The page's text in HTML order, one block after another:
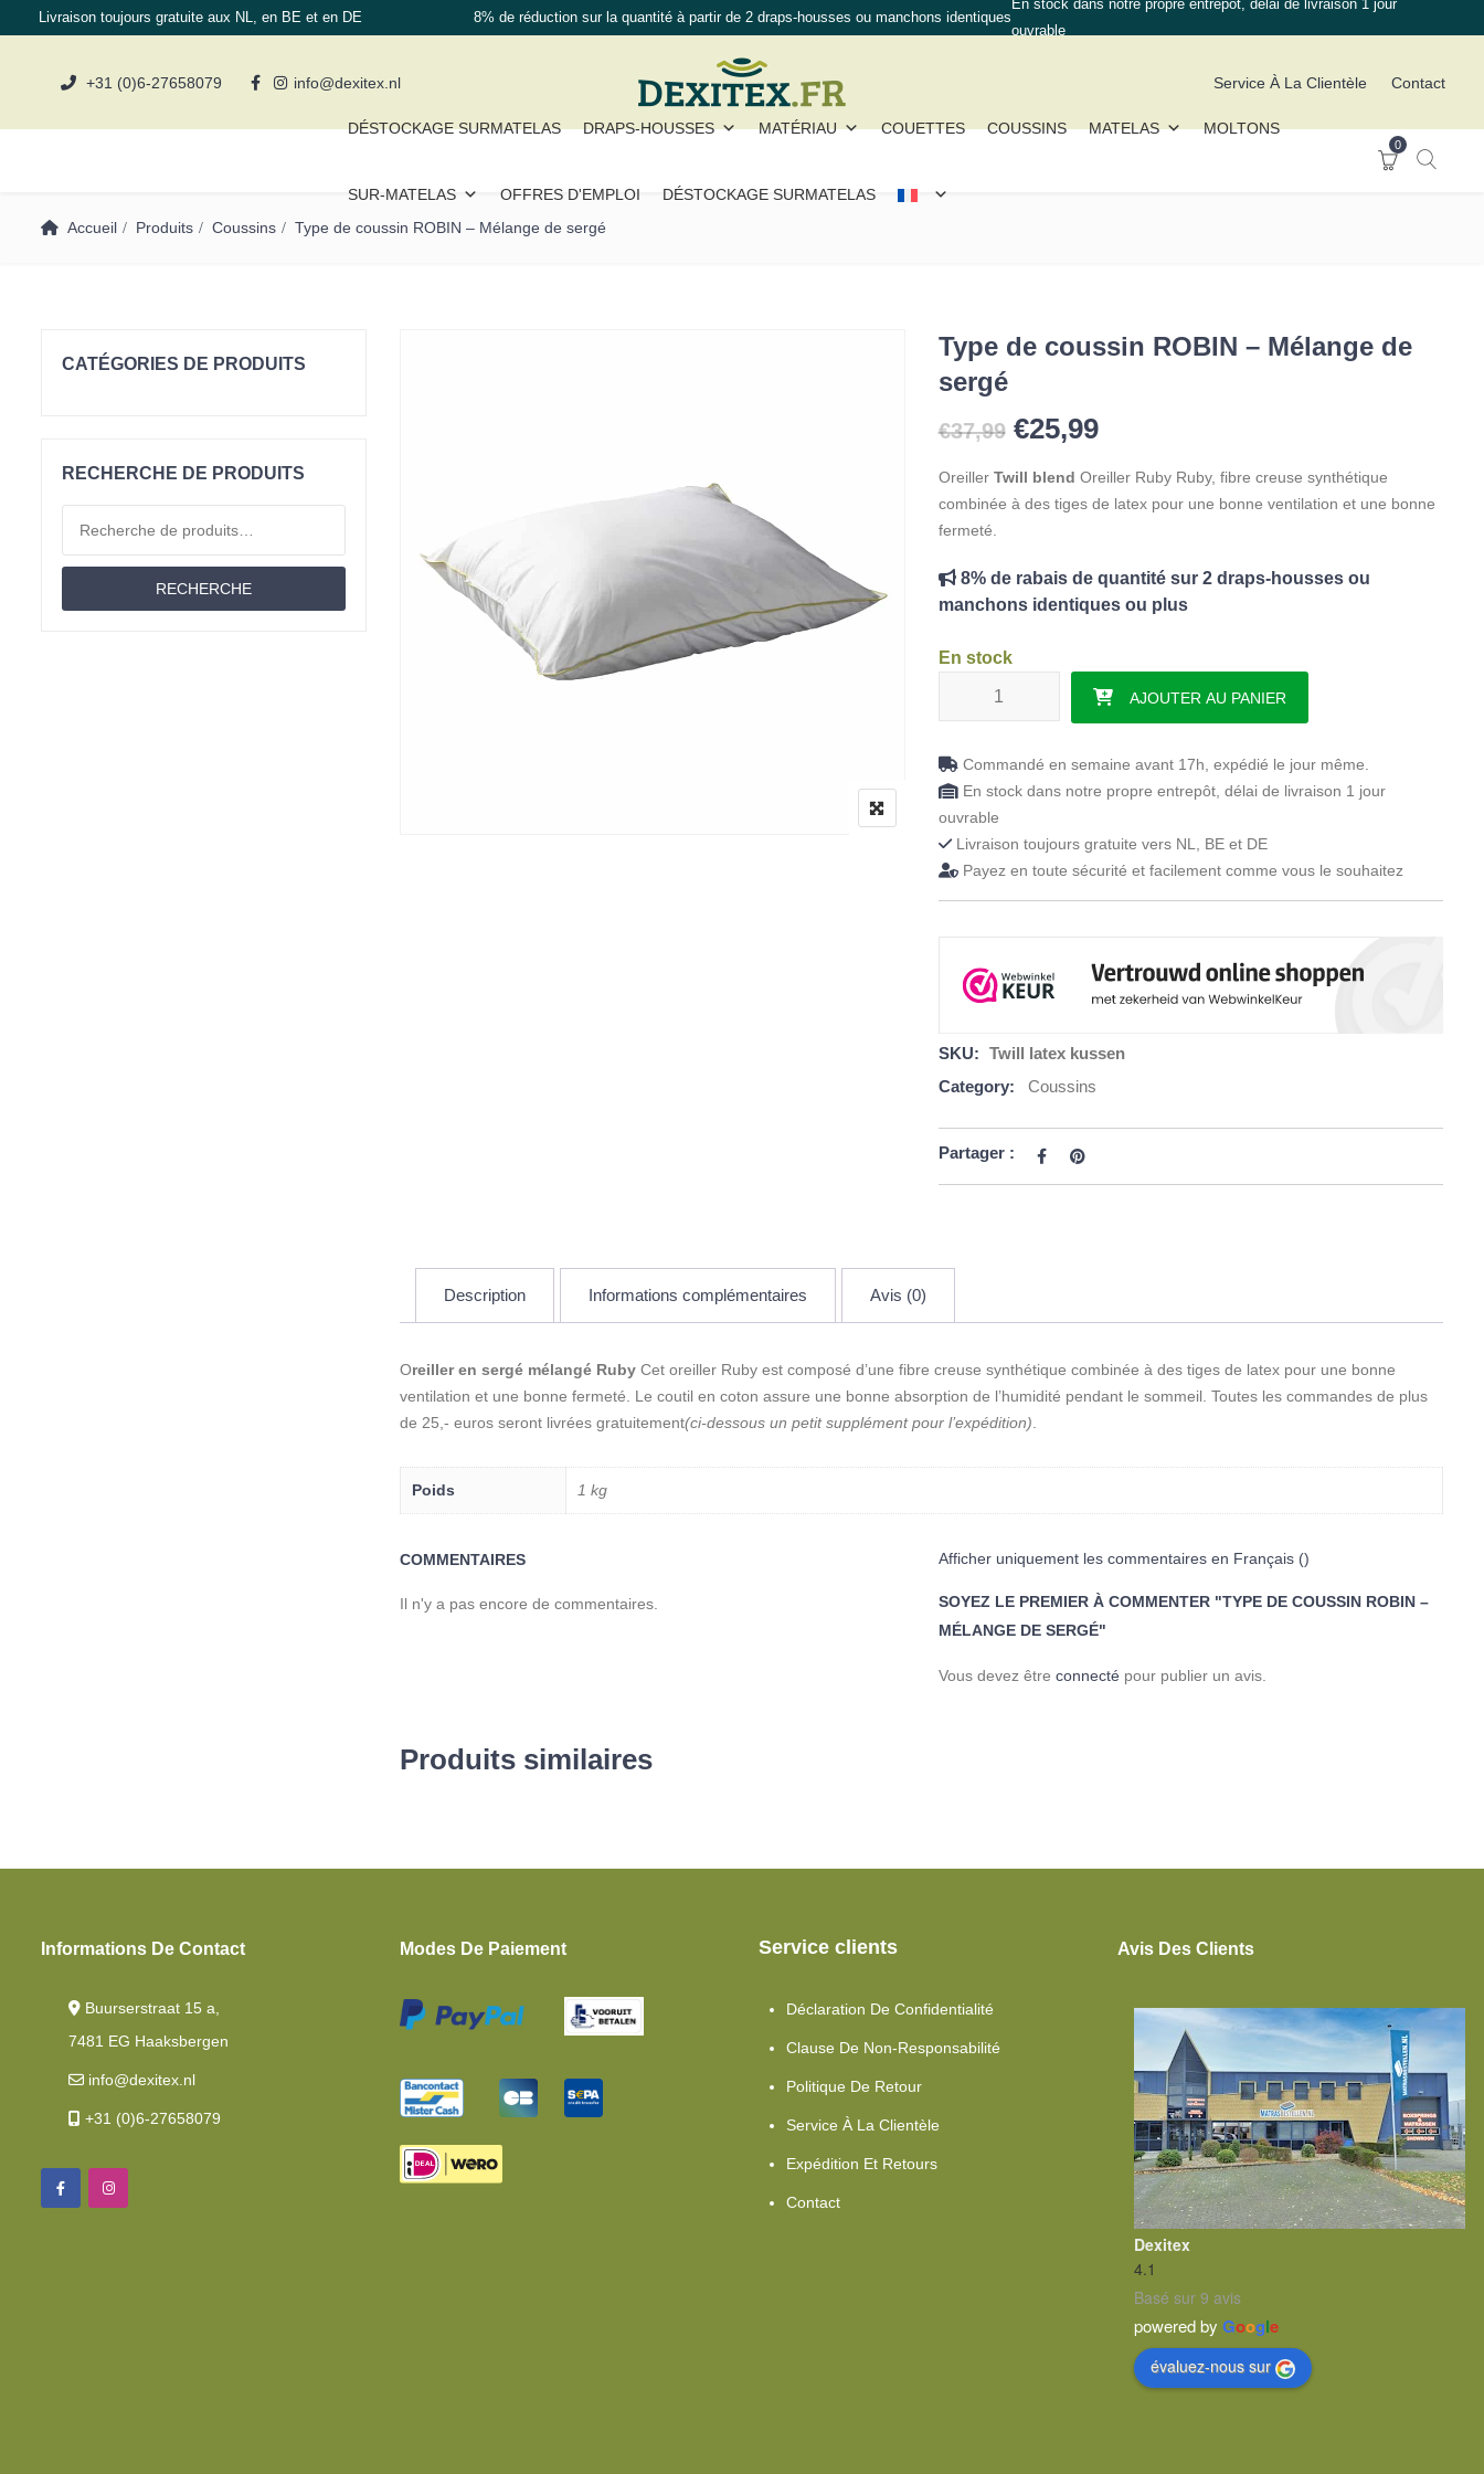
Livraison toujours gratuite aux NL, en BE et en DE 8% de réduction sur la quantité à partir de 2 draps-housses ou manchons identiques
En stock dans notre propre entrepôt, délai de livraison 1 jour
ouvrable
+31 (0)6-27658079 info@dexitex.nl Service À La Clientèle Contact
DÉSTOCKAGE SURMATELAS DRAPS-HOUSSES MATÉRIAU COUETTES COUSSINS MATELAS MOLTONS
SUR-MATELAS OFFRES D'EMPLOI DÉSTOCKAGE SURMATELAS
0
Accueil Produits Coussins Type de coussin ROBIN – Mélange de sergé
Type de coussin ROBIN – Mélange de
sergé
€37,99 Le prix initial était : €37,99.
€25,99Le prix actuel est : €25,99.
Oreiller Twill blend Oreiller Ruby Ruby, fibre creuse synthétique
combinée à des tiges de latex pour une bonne ventilation et une bonne
fermeté.
8% de rabais de quantité sur 2 draps-housses ou
manchons identiques ou plus
En stock
AJOUTER AU PANIER
Commandé en semaine avant 17h, expédié le jour même.
En stock dans notre propre entrepôt, délai de livraison 1 jour
ouvrable
Livraison toujours gratuite vers NL, BE et DE
Payez en toute sécurité et facilement comme vous le souhaitez
SKU: Twill latex kussen
Category:
Coussins
Partager :
Description Informations complémentaires Avis (0)
Oreiller en sergé mélangé Ruby Cet oreiller Ruby est composé d’une fibre creuse synthétique combinée à des tiges de latex pour une bonne
ventilation et une bonne fermeté. Le coutil en coton assure une bonne absorption de l’humidité pendant le sommeil. Toutes les commandes de plus
de 25,- euros seront livrées gratuitement(ci-dessous un petit supplément pour l’expédition)
Poids 1 kg
COMMENTAIRES
Il n'y a pas encore de commentaires.
Afficher uniquement les commentaires en Français ()
SOYEZ LE PREMIER À COMMENTER "TYPE DE COUSSIN ROBIN –
MÉLANGE DE SERGÉ"
Vous devez être connecté pour publier un avis.
Produits similaires
CATÉGORIES DE PRODUITS
Coussins
RECHERCHE DE PRODUITS
RECHERCHE
Informations De Contact
Buurserstraat 15 a,
7481 EG Haaksbergen
info@dexitex.nl
+31 (0)6-27658079
Modes De Paiement Service clients
Déclaration De Confidentialité
Clause De Non-Responsabilité
Politique De Retour
Service À La Clientèle
Expédition Et Retours
Contact
Avis Des Clients
Dexitex
4.1
Basé sur 9 avis
powered by Google
évaluez-nous sur